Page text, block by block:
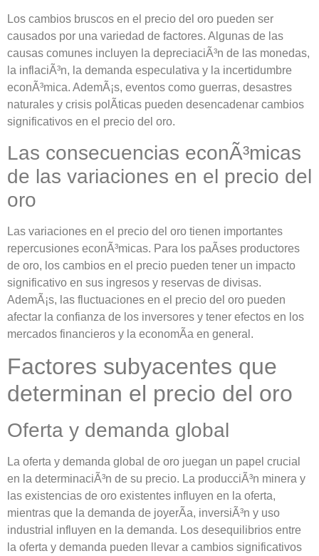
Los cambios bruscos en el precio del oro pueden ser
causados por una variedad de factores. Algunas de las
causas comunes incluyen la depreciaciÃ³n de las monedas,
la inflaciÃ³n, la demanda especulativa y la incertidumbre
econÃ³mica. AdemÃ¡s, eventos como guerras, desastres
naturales y crisis polÃ­ticas pueden desencadenar cambios
significativos en el precio del oro.
Las consecuencias econÃ³micas
de las variaciones en el precio del
oro
Las variaciones en el precio del oro tienen importantes
repercusiones econÃ³micas. Para los paÃ­ses productores
de oro, los cambios en el precio pueden tener un impacto
significativo en sus ingresos y reservas de divisas.
AdemÃ¡s, las fluctuaciones en el precio del oro pueden
afectar la confianza de los inversores y tener efectos en los
mercados financieros y la economÃ­a en general.
Factores subyacentes que
determinan el precio del oro
Oferta y demanda global
La oferta y demanda global de oro juegan un papel crucial
en la determinaciÃ³n de su precio. La producciÃ³n minera y
las existencias de oro existentes influyen en la oferta,
mientras que la demanda de joyerÃ­a, inversiÃ³n y uso
industrial influyen en la demanda. Los desequilibrios entre
la oferta y demanda pueden llevar a cambios significativos